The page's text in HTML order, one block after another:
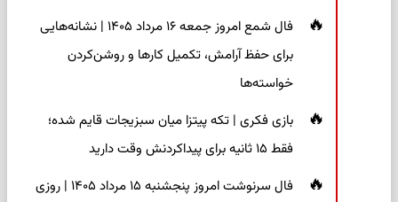
فال شمع امروز جمعه ۱۶ مرداد ۱۴۰۵ | نشانه‌هایی
برای حفظ آرامش، تکمیل کارها و روشن‌کردن
خواسته‌ها
بازی فکری | تکه پیتزا میان سبزیجات قایم شده؛
فقط ۱۵ ثانیه برای پیداکردنش وقت دارید
فال سرنوشت امروز پنجشنبه ۱۵ مرداد ۱۴۰۵ | روزی